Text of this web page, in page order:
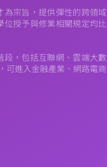
宗旨，提供彈性的跨領域
位授予與修業相關規定均比
段，包括互聯網、雲端大數
可進入金融產業、網路電商